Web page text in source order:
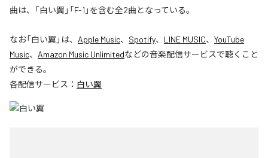
曲は、「白い翼」「F-1」を含む全2曲となっている。
なお「白い翼 」は、 Apple Music、 Spotify、 LINE MUSIC、 YouTube
Music、 Amazon Music Unlimitedなどの音楽配信サービスで聴くこと
ができる。
各配信サービス： 白い翼